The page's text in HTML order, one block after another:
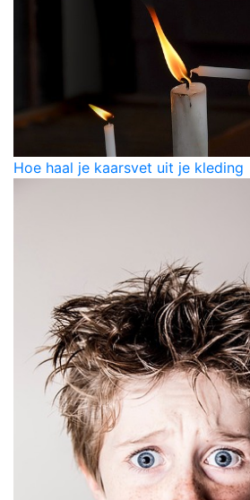
Hoe haal je kaarsvet uit je kleding